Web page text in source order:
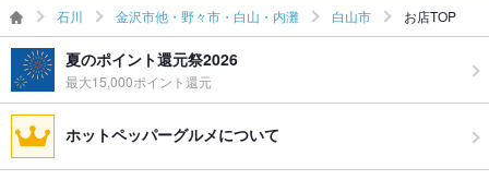
石川 金沢市他・野々市・白山・内灘 白山市 お店TOP
夏のポイント還元祭2026
最大15,000ポイント還元
ホットペッパーグルメについて